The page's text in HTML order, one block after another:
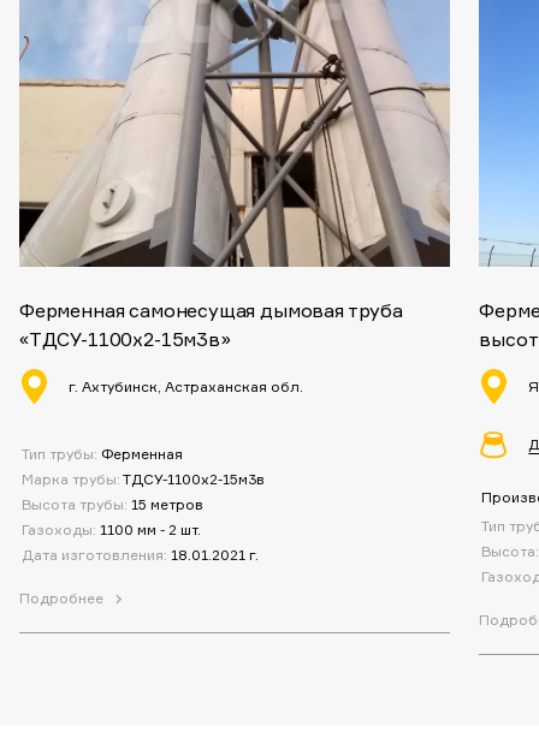
Ферменная самонесущая дымовая труба
«ТДСУ-1100х2-15м3в»
г. Ахтубинск, Астраханская обл.
Тип трубы: Ферменная
Марка трубы: ТДСУ-1100х2-15м3в
Высота трубы: 15 метров
Газоходы: 1100 мм - 2 шт.
Дата изготовления: 18.01.2021 г.
Подробнее
Тип
Высота: